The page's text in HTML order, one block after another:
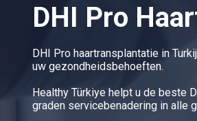
DHI Pro
DHI Pro haartransplantatie in
uw gezondheidsbehoeften.
Healthy Türkiye helpt u de beste
graden servicebenadering in alle